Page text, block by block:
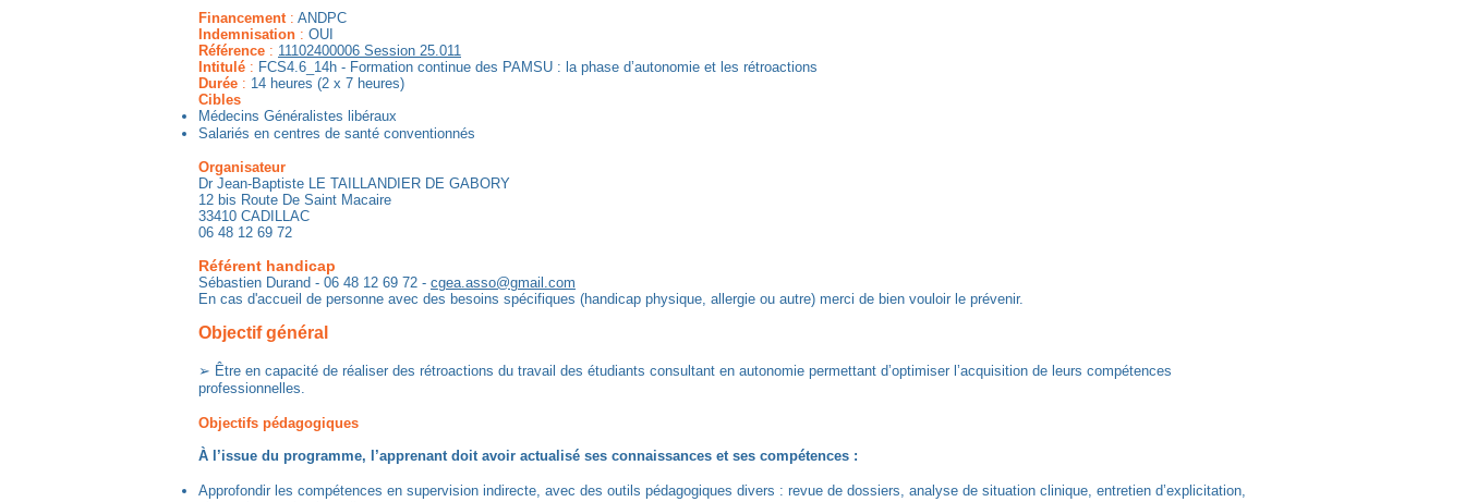
Financement : ANDPC
Indemnisation : OUI
Référence : 11102400006 Session 25.011
Intitulé : FCS4.6_14h - Formation continue des PAMSU : la phase d’autonomie et les rétroactions
Durée : 14 heures (2 x 7 heures)
Cibles
Médecins Généralistes libéraux
Salariés en centres de santé conventionnés
Organisateur
Dr Jean-Baptiste LE TAILLANDIER DE GABORY
12 bis Route De Saint Macaire
33410 CADILLAC
06 48 12 69 72
Référent handicap
Sébastien Durand - 06 48 12 69 72 - cgea.asso@gmail.com
​En cas d'accueil de personne avec des besoins spécifiques (handicap physique, allergie ou autre) merci de bien vouloir le prévenir.
Objectif général
➢ Être en capacité de réaliser des rétroactions du travail des étudiants consultant en autonomie permettant d’optimiser l’acquisition de leurs compétences
professionnelles.
Objectifs pédagogiques
À l’issue du programme, l’apprenant doit avoir actualisé ses connaissances et ses compétences :
Approfondir les compétences en supervision indirecte, avec des outils pédagogiques divers : revue de dossiers, analyse de situation clinique, entretien d’explicitation,